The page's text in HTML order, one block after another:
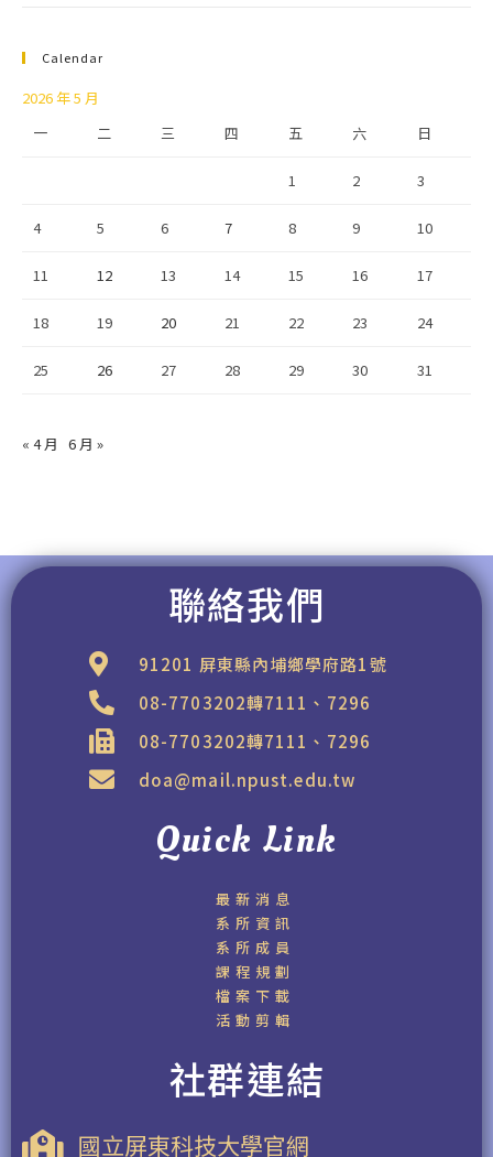
Calendar
2026 年 5 月
一
二 三 四 五 六 日
1 2 3
4 5 6 7 8 9 10
11 12 13 14 15 16 17
18 19 20 21 22 23 24
25 26 27 28 29 30 31
« 4 月 6 月 »
聯絡我們
91201 屏東縣內埔鄉學府路1號
08-7703202轉7111、7296
08-7703202轉7111、7296
doa@mail.npust.edu.tw
Quick Link
最新消息
系所資訊
系所成員
課程規劃
檔案下載
活動剪輯
社群連結
國立屏東科技大學官網